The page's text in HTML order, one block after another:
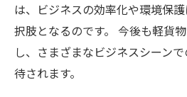
は、ビジネスの効率化や環境保
択肢となるのです。 今後も軽貨
し、さまざまなビジネスシーン
待されます。